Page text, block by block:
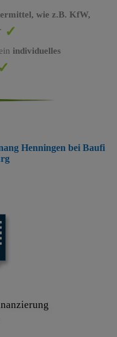
wie z.B. KfW,
individuelles
Henningen bei Baufi